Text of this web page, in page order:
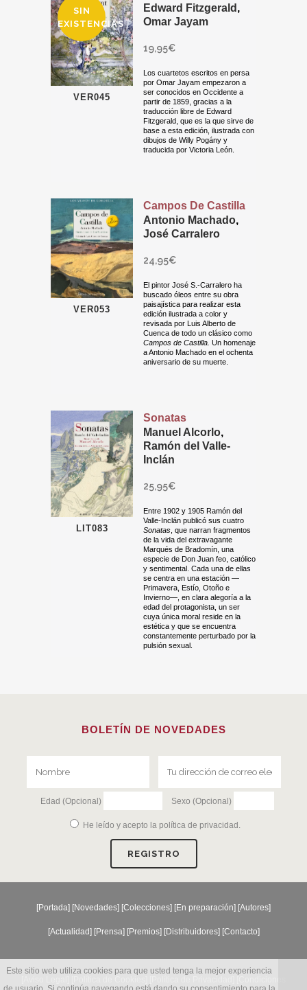
VER045
SIN
EXISTENCIAS
Edward Fitzgerald ,
Omar Jayam
19,95€
Los cuartetos escritos en persa
por Omar Jayam empezaron a
ser conocidos en Occidente a
partir de 1859, gracias a la
traducción libre de Edward
Fitzgerald, que es la que sirve de
base a esta edición, ilustrada con
dibujos de Willy Pogány y
traducida por Victoria León.
VER053
Campos De Castilla
Antonio Machado,
José Carralero
24,95€
El pintor José S.-Carralero ha
buscado óleos entre su obra
paisajística para realizar esta
edición ilustrada a color y
revisada por Luis Alberto de
Cuenca de todo un clásico como
Campos de Castilla. Un homenaje
a Antonio Machado en el ochenta
aniversario de su muerte.
LIT083
Sonatas
Manuel Alcorlo,
Ramón del Valle-
Inclán
25,95€
Entre 1902 y 1905 Ramón del
Valle-Inclán publicó sus cuatro
Sonatas , que narran fragmentos
de la vida del extravagante
Marqués de Bradomín, una
especie de Don Juan feo, católico
y sentimental. Cada una de ellas
se centra en una estación —
Primavera, Estío, Otoño e
Invierno—, en clara alegoría a la
edad del protagonista, un ser
cuya única moral reside en la
estética y que se encuentra
constantemente perturbado por la
pulsión sexual.
BOLETÍN DE NOVEDADES
Edad (Opcional) Sexo (Opcional)
He leído y acepto la política de privacidad .
[Portada] [Novedades] [Colecciones] [En preparación] [Autores]
[Actualidad] [Prensa] [Premios] [Distribuidores] [Contacto]
Este sitio web utiliza cookies para que usted tenga la mejor experiencia